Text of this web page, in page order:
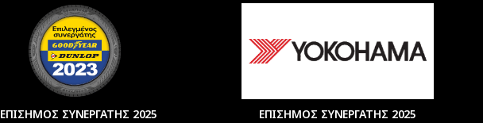
ΕΠΙΣΗΜΟΣ ΣΥΝΕΡΓΑΤΗΣ 2025 ΕΠΙΣΗΜΟΣ ΣΥΝΕΡΓΑΤΗΣ 2025